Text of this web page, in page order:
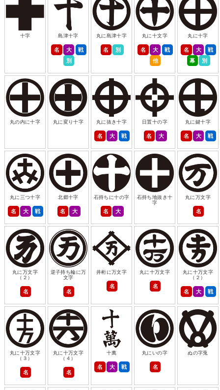
十字 島津十字
名 大
戦
別
丸に島津十字
名 別
丸に十文字
名 大
戦
他
丸に十字
名 大
戦
幕
別
丸の内に十字 丸に変り十字 丸に抜き十字
名 大 戦
日置十の字
名 大
丸に鍵十字
名 大 戦
丸に三つ十字
名 大 戦
北郷十字
名 大
石持ちに十の字
名 大
石持ち地抜き十
字
丸に万文字
名
丸に万文字
（２）
名
逆子持ち輪に万
文字
名
井桁に万文字
名
丸に十万文字
名
丸に十万文字
（２）
名 大 戦
丸に十万文字
（３）
名
丸に十万文字
（４）
名
十萬
名 大 戦
丸にいの字
名
ぬの字兎